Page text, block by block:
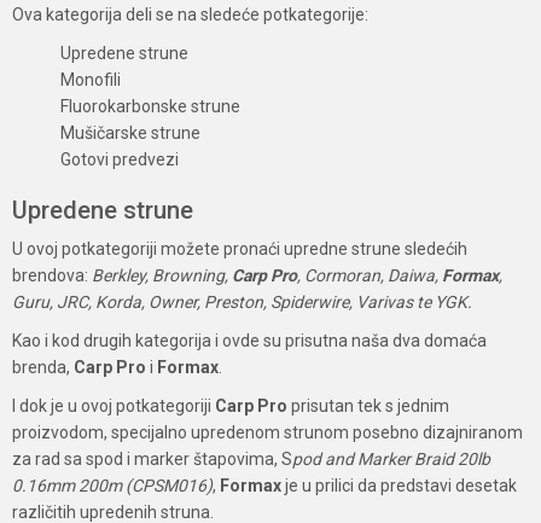
Ova kategorija deli se na sledeće potkategorije:
Upredene strune
Monofili
Fluorokarbonske strune
Mušičarske strune
Gotovi predvezi
Upredene strune
U ovoj potkategoriji možete pronaći upredne strune sledećih
brendova: Berkley, Browning, Carp Pro, Cormoran, Daiwa, Formax,
Guru, JRC, Korda, Owner, Preston, Spiderwire, Varivas te YGK.
Kao i kod drugih kategorija i ovde su prisutna naša dva domaća
brenda, Carp Pro i Formax
I dok je u ovoj potkategoriji Carp Pro prisutan tek s jednim
proizvodom, specijalno upredenom strunom posebno dizajniranom
za rad sa spod i marker štapovima, Spod and Marker Braid 20lb
0.16mm 200m (CPSM016), Formaxje u prilici da predstavi desetak
različitih upredenih struna.